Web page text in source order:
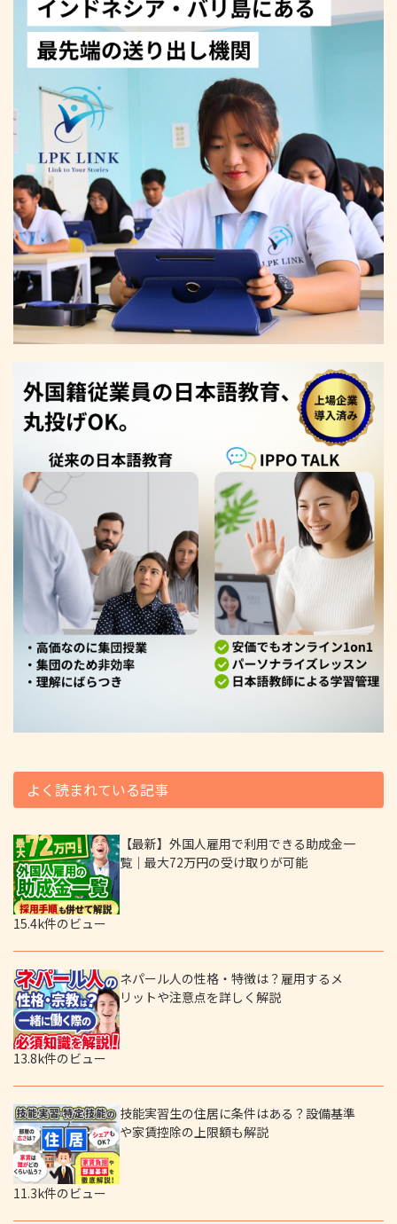
よく読まれている記事
【最新】外国人雇用で利用できる助成金一
覧｜最大72万円の受け取りが可能
15.4k件のビュー
ネパール人の性格・特徴は？雇用するメ
リットや注意点を詳しく解説
13.8k件のビュー
技能実習生の住居に条件はある？設備基準
や家賃控除の上限額も解説
11.3k件のビュー